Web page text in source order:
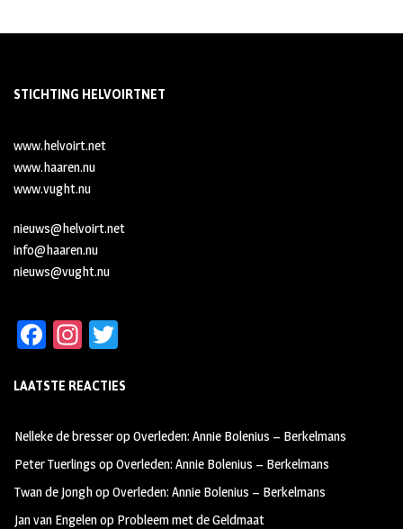
STICHTING HELVOIRTNET
www.helvoirt.net
www.haaren.nu
www.vught.nu
nieuws@helvoirt.net
info@haaren.nu
nieuws@vught.nu
Fa
b
oo
k
In
ag
m
tt
LAATSTE REACTIES
Nelleke de bresseropOverleden: Annie Bolenius – Berkelmans
Peter Tuerlings opOverleden: Annie Bolenius – Berkelmans
Twan de JonghopOverleden: Annie Bolenius – Berkelmans
Jan van Engelenop Probleem met de Geldmaat